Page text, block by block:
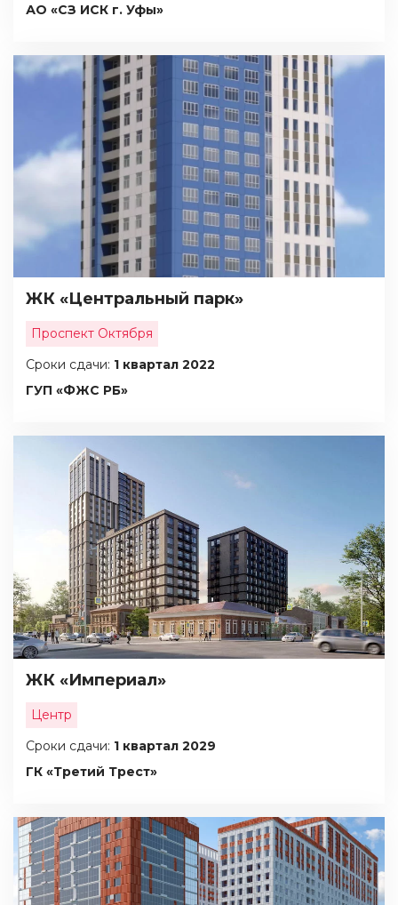
АО «СЗ ИСК г. Уфы»
ЖК «Центральный парк»
Проспект Октября
Сроки сдачи: 1 квартал 2022
ГУП «ФЖС РБ»
ЖК «Империал»
Центр
Сроки сдачи: 1 квартал 2029
ГК «Третий Трест»